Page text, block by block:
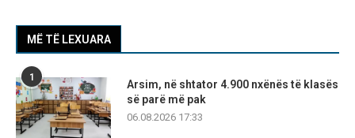
MË TË LEXUARA
1
Arsim, në shtator 4.900 nxënës të klasës
së parë më pak
06.08.2026 17:33